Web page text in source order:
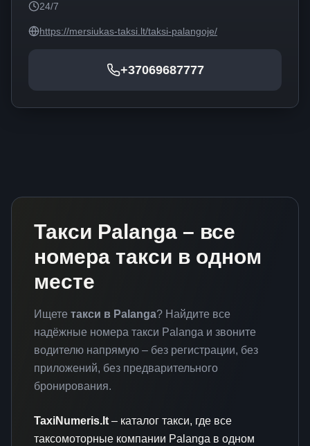
24/7
https://mersiukas-taksi.lt/taksi-palangoje/
+37069687777
Такси Palanga – все
номера такси в одном
месте
Ищете такси в Palanga? Найдите все
надёжные номера такси Palanga и звоните
водителю напрямую – без регистрации, без
приложений, без предварительного
бронирования.
TaxiNumeris.lt – каталог такси, где все
таксомоторные компании Palanga в одном